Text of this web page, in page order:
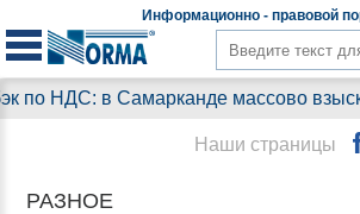
Информационно - правовой
Самарканде массово взыскивают
РАЗНОЕ
Наши страницы